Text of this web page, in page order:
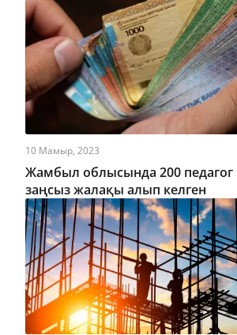
10 Мамыр, 2023
Жамбыл облысында 200 педагог
заңсыз жалақы алып келген